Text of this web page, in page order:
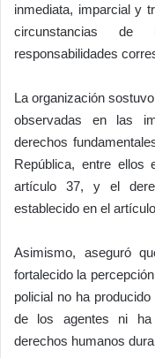
inmediata, imparcial y
circunstancias
responsabilidades
La organización
observadas en las
derechos
República, entre
artículo 37, y el
establecido en el
Asimismo, aseguró
fortalecido la
policial no ha
de los agentes ni ha
derechos humanos